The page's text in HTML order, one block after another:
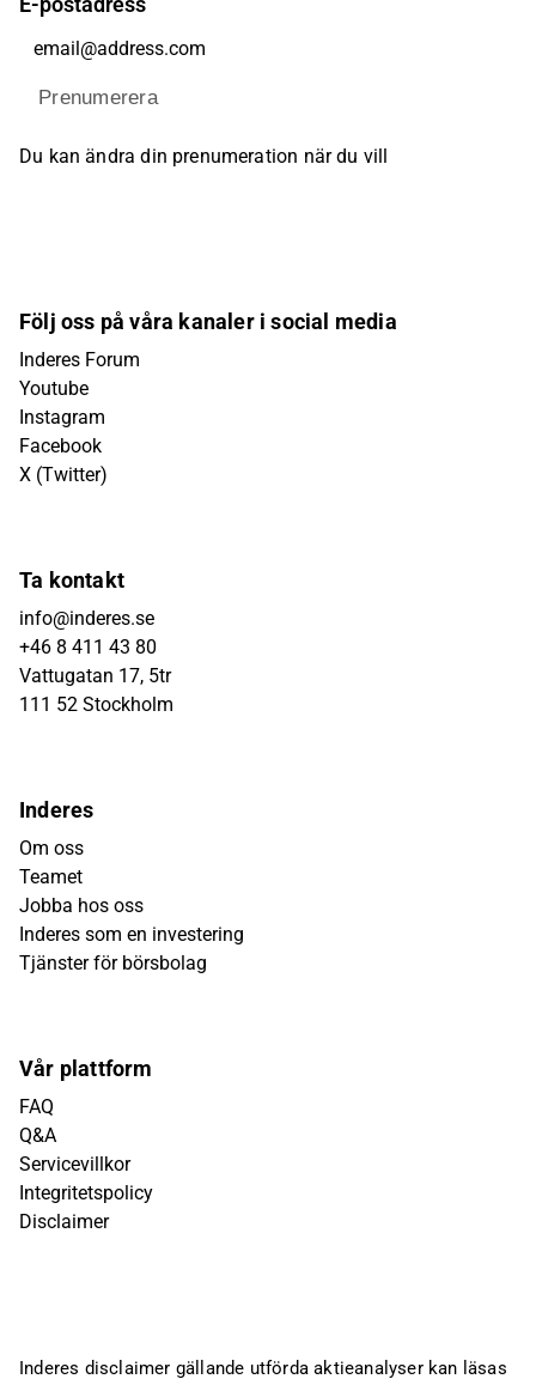
Prenumerera
Du kan ändra din prenumeration när du vill
Följ oss på våra kanaler i social media
Inderes Forum
Youtube
Instagram
Facebook
X (Twitter)
Ta kontakt
info@inderes.se
+46 8 411 43 80
Vattugatan 17, 5tr
111 52 Stockholm
Inderes
Om oss
Teamet
Jobba hos oss
Inderes som en investering
Tjänster för börsbolag
Vår plattform
FAQ
Q&A
Servicevillkor
Integritetspolicy
Disclaimer
Inderes disclaimer gällande utförda aktieanalyser kan läsas